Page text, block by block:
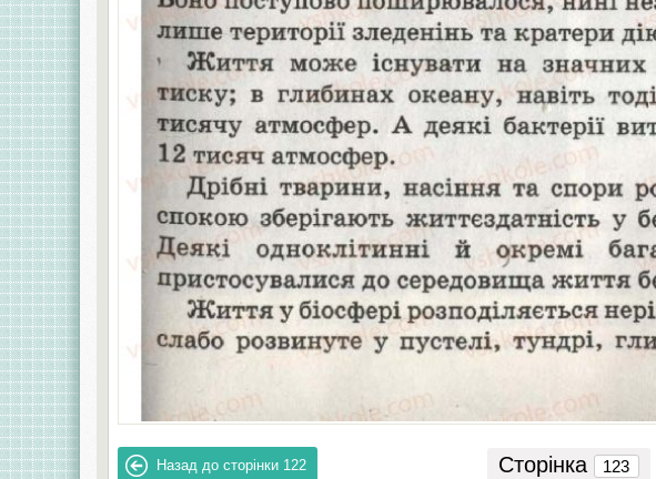
Назад до сторінки 122 Сторінка